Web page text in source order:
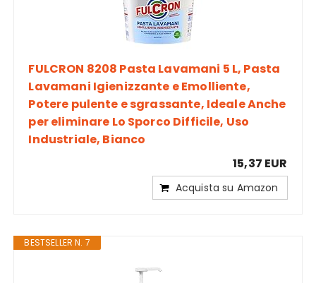
FULCRON 8208 Pasta Lavamani 5 L, Pasta
Lavamani Igienizzante e Emolliente,
Potere pulente e sgrassante, Ideale Anche
per eliminare Lo Sporco Difficile, Uso
Industriale, Bianco
15,37 EUR
Acquista su Amazon
BESTSELLER N. 7